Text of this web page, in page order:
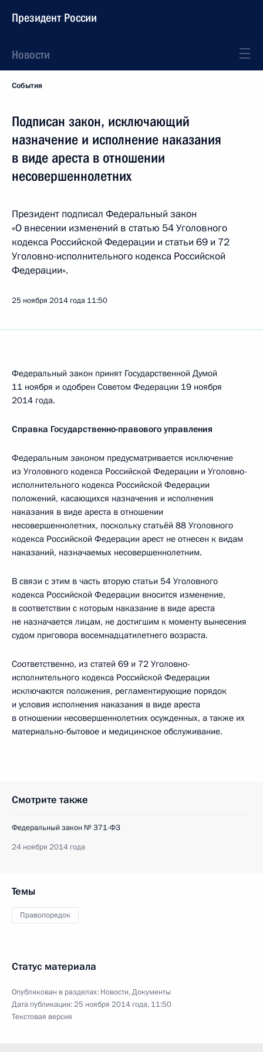
Президент России
Новости
События
Подписан закон, исключающий
назначение и исполнение наказания
в виде ареста в отношении
несовершеннолетних
Президент подписал Федеральный закон
«О внесении изменений в статью 54 Уголовного
кодекса Российской Федерации и статьи 69 и 72
Уголовно-исполнительного кодекса Российской
Федерации».
25 ноября 2014 года 11:50
Федеральный закон принят Государственной Думой
11 ноября и одобрен Советом Федерации 19 ноября
2014 года.
Справка Государственно-правового управления
Федеральным законом предусматривается исключение
из Уголовного кодекса Российской Федерации и Уголовно-
исполнительного кодекса Российской Федерации
положений, касающихся назначения и исполнения
наказания в виде ареста в отношении
несовершеннолетних, поскольку статьёй 88 Уголовного
кодекса Российской Федерации арест не отнесен к видам
наказаний, назначаемых несовершеннолетним.
В связи с этим в часть вторую статьи 54 Уголовного
кодекса Российской Федерации вносится изменение,
в соответствии с которым наказание в виде ареста
не назначается лицам, не достигшим к моменту вынесения
судом приговора восемнадцатилетнего возраста.
Соответственно, из статей 69 и 72 Уголовно-
исполнительного кодекса Российской Федерации
исключаются положения, регламентирующие порядок
и условия исполнения наказания в виде ареста
в отношении несовершеннолетних осужденных, а также их
материально-бытовое и медицинское обслуживание.
Смотрите также
Федеральный закон № 371-ФЗ
24 ноября 2014 года
Темы
Правопорядок
Статус материала
Опубликован в разделах: Новости,Документы
Дата публикации:25 ноября 2014 года, 11:50
Текстовая версия